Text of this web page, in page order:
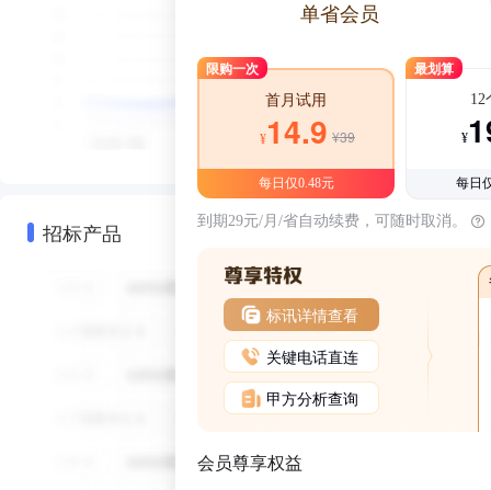
招标产品
单省会员
限购一次
首月试用
¥14.9 ¥39
每日仅0.48元
最划算
12
¥
每日
到期29元/月/省自动续费，可随时取消。
标讯详情查看
关键电话直连
甲方分析查询
会员尊享权益